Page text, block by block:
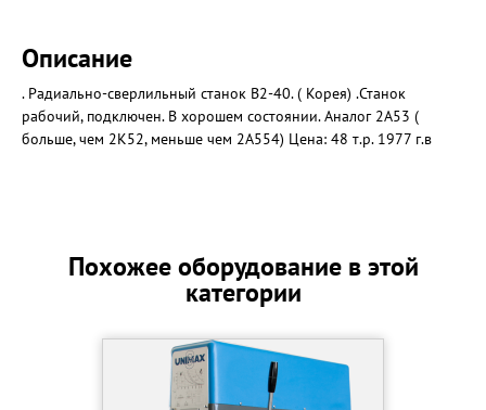
Описание
. Радиально-сверлильный станок B2-40. ( Корея) .Станок
рабочий, подключен. В хорошем состоянии. Аналог 2А53 (
больше, чем 2К52, меньше чем 2А554) Цена: 48 т.р. 1977 г.в
Похожее оборудование в этой
категории